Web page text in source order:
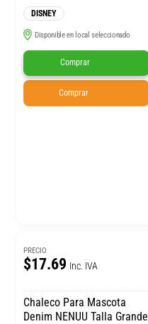
DISNEY
Disponible en local seleccionado
Comprar
Comprar
PRECIO
$17.69 Inc. IVA
Chaleco Para Mascota
Denim NENUU Talla Grande